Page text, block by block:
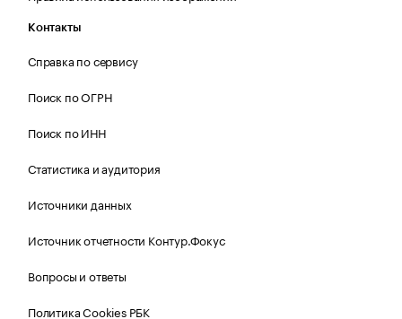
Контакты
Справка по сервису
Поиск по ОГРН
Поиск по ИНН
Статистика и аудитория
Источники данных
Источник отчетности Контур.Фокус
Вопросы и ответы
Политика Cookies РБК